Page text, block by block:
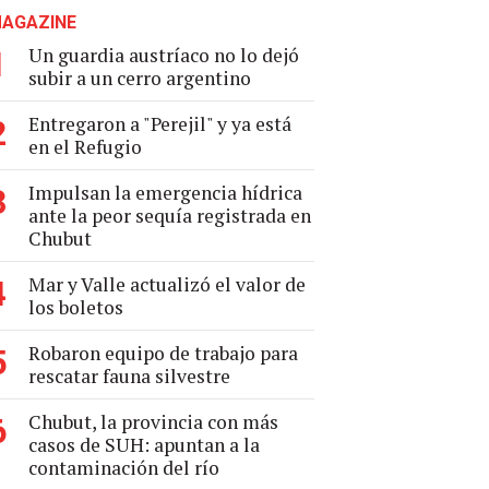
Un guardia austríaco no lo dejó
subir a un cerro argentino
Entregaron a "Perejil" y ya está
en el Refugio
Impulsan la emergencia hídrica
ante la peor sequía registrada en
Chubut
Mar y Valle actualizó el valor de
los boletos
Robaron equipo de trabajo para
rescatar fauna silvestre
Chubut, la provincia con más
casos de SUH: apuntan a la
contaminación del río